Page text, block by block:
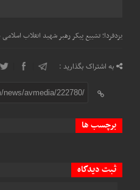
یزدفردا؛ تشییع پیکر رهبر شهید انقلاب
به اشتراک بگذارید :
news/avmedia/222780/
برچسب ها
ثبت دیدگاه